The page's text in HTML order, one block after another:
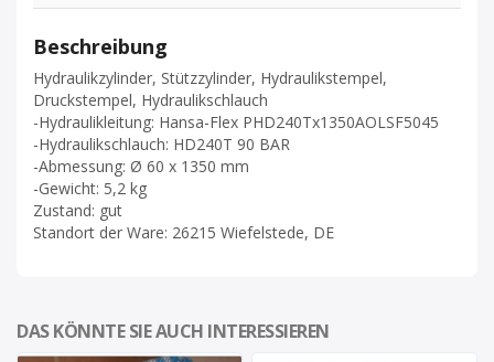
Beschreibung
Hydraulikzylinder, Stützzylinder, Hydraulikstempel,
Druckstempel, Hydraulikschlauch
-Hydraulikleitung: Hansa-Flex PHD240Tx1350AOLSF5045
-Hydraulikschlauch: HD240T 90 BAR
-Abmessung: Ø 60 x 1350 mm
-Gewicht: 5,2 kg
Zustand: gut
Standort der Ware: 26215 Wiefelstede, DE
DAS KÖNNTE SIE AUCH INTERESSIEREN